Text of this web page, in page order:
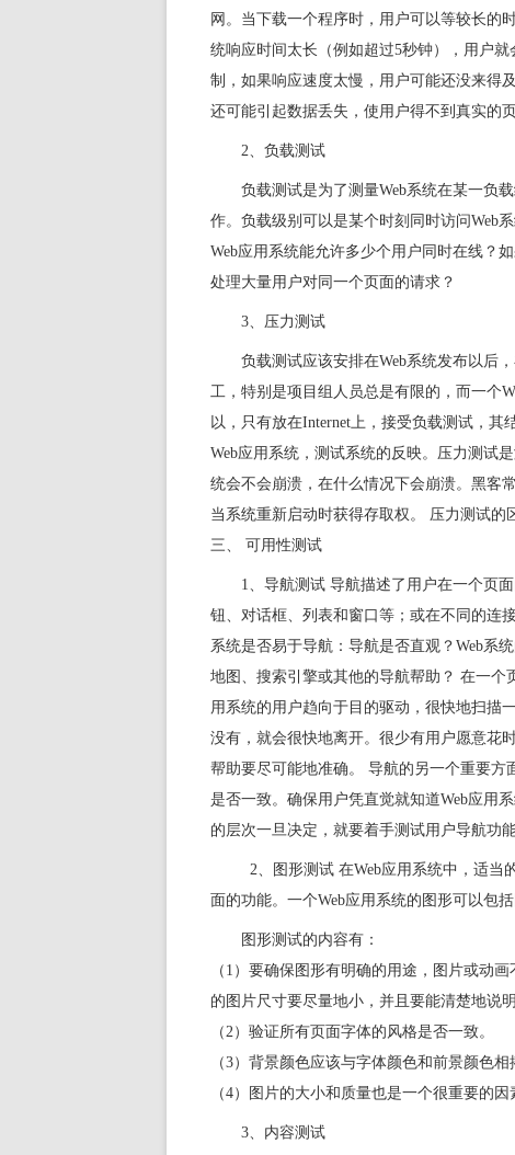
网。当下载一个程序时，用户可以等较长的
统响应时间太长（例如超过5秒钟），用户
制，如果响应速度太慢，用户可能还没来得
还可能引起数据丢失，使用户得不到真实的页
2、负载测试
负载测试是为了测量Web系统在某一负
作。负载级别可以是某个时刻同时访问Web
Web应用系统能允许多少个用户同时在线？
处理大量用户对同一个页面的请求？
3、压力测试
负载测试应该安排在Web系统发布以后
工，特别是项目组人员总是有限的，而一个
以，只有放在Internet上，接受负载测试，
Web应用系统，测试系统的反映。压力测试
统会不会崩溃，在什么情况下会崩溃。 黑客
当系统重新启动时获得存取权。 压力测试的
三、 可用性测试
1、导航测试 导航描述了用户在一个页
钮、对话框、列表和窗口等；或在不同的连
系统是否易于导航：导航是否直观？Web系
地图、搜索引擎或其他的导航帮助？ 在一个
用系统的用户趋向于目的驱动，很快地扫描
没有，就会很快地离开。很少有用户愿意花
帮助要尽可能地准确。 导航的另一个重要方
是否一致。确保用户凭直觉就知道Web应用
的层次一旦决定，就要着手测试用户导航功
2、图形测试 在Web应用系统中，适当
面的功能。一个Web应用系统的图形可以包
图形测试的内容有：
（1）要确保图形有明确的用途，图片或动
的图片尺寸要尽量地小，并且要能清楚地说
（2）验证所有页面字体的风格是否一致。
（3）背景颜色应该与字体颜色和前景颜色相
（4）图片的大小和质量也是一个很重要的因
3、内容测试